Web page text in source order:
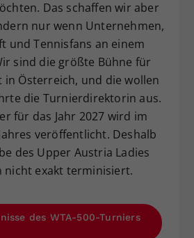
Das schaffen wir aber
nur wenn Unternehmen,
und Tennisfans an einem
sind die größte Bühne für
in Österreich, und die wollen
die Turnierdirektorin aus.
für das Jahr 2027 wird im
veröffentlicht. Deshalb
des Upper Austria Ladies
nicht exakt terminisiert.
des WTA-500-Turniers